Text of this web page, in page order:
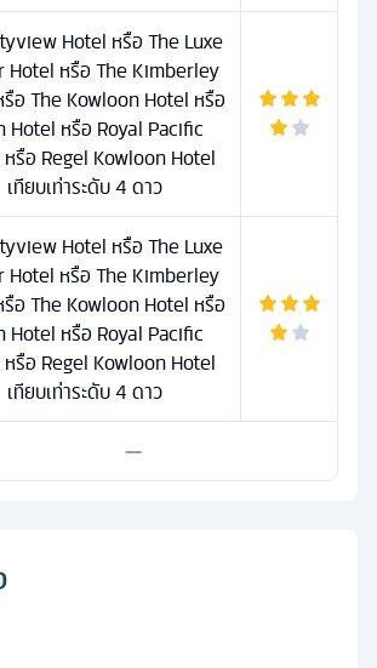
Hotel หรือ The Luxe
Hotel หรือ The Kimberley
อ The Kowloon Hotel หรือ
Hotel หรือ Royal Pacific
รือ Regel Kowloon Hotel
เทียบเท่าระดับ 4 ดาว
Hotel หรือ The Luxe
Hotel หรือ The Kimberley
อ The Kowloon Hotel หรือ
Hotel หรือ Royal Pacific
รือ Regel Kowloon Hotel
เทียบเท่าระดับ 4 ดาว
—